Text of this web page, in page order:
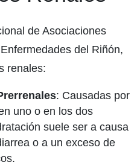
de Asociaciones
del Riñón,
renales:
: Causadas por
uno o en los dos
suele ser a causa
o a un exceso de